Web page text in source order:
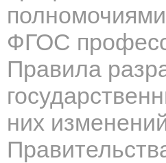
ФГОС
Правила
них